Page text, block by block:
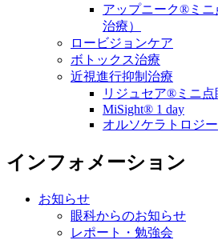
アップニーク®ミニ
治療）
ロービジョンケア
ボトックス治療
近視進行抑制治療
リジュセア®ミニ点
MiSight® 1 day
オルソケラトロジー
インフォメーション
お知らせ
眼科からのお知らせ
レポート・勉強会